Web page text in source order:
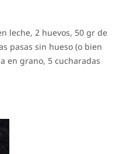
leche, 2 huevos, 50 gr de
pasas sin hueso (o bien
en grano, 5 cucharadas